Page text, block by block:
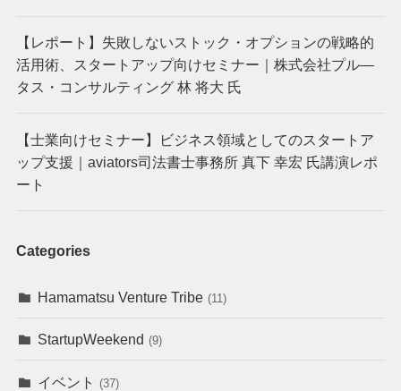
【レポート】失敗しないストック・オプションの戦略的
活用術、スタートアップ向けセミナー｜株式会社プル―
タス・コンサルティング 林 将大 氏
【士業向けセミナー】ビジネス領域としてのスタートア
ップ支援｜aviators司法書士事務所 真下 幸宏 氏講演レポ
ート
Categories
Hamamatsu Venture Tribe (11)
StartupWeekend (9)
イベント (37)